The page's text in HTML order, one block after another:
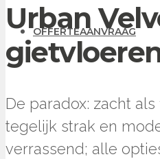
OFFERTEAANVRAAG
Urban
De paradox: zacht
tegelijk strak en
verrassend; alle